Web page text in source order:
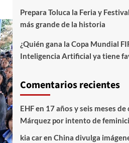
Prepara Toluca la Feria y
más grande de la historia
¿Quién gana la Copa Mundial
Inteligencia Artificial ya tiene
Comentarios recientes
EHFen 17 años y seis meses de
Márquez por intento de
kia caren China divulga